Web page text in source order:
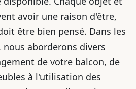
avoir une raison d'être,
être bien pensé. Dans les
aborderons divers
de votre balcon, de
à l'utilisation des